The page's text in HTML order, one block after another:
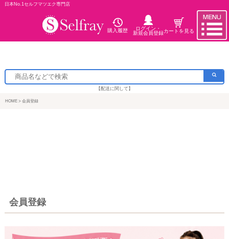
日本No.1セルフマツエク専門店
購入履歴
ログイン・
新規会員登録カートを見る
【配送に関して】
HOME 会員登録
会員登録